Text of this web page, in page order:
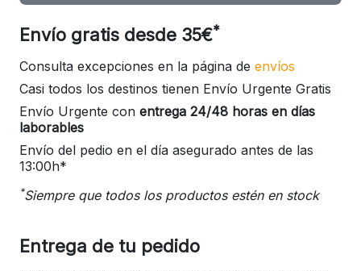
Envío gratis desde 35€*
Consulta excepciones en la página de envíos
Casi todos los destinos tienen Envío Urgente Gratis
Envío Urgente con entrega 24/48 horas en días
laborables
Envío del pedio en el día asegurado antes de las
13:00h*
*Siempre que todos los productos estén en stock
Entrega de tu pedido